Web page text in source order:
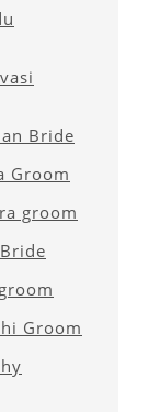
Bride
Groom
groom
Groom